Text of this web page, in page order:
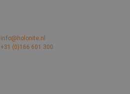
info@holonite.nl
+31 (0)166 601 300